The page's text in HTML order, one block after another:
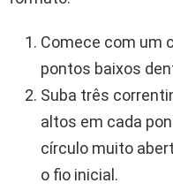
Comece com um
pontos baixos
Suba três
altos em cada
círculo muito
o fio inicial.